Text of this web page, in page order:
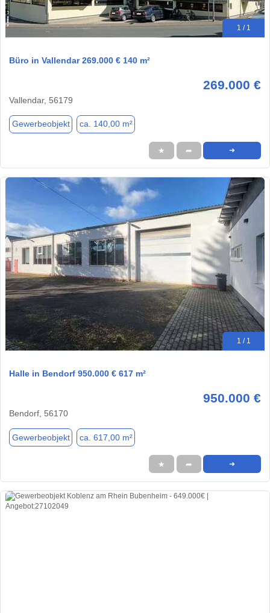
1 / 1
Büro in Vallendar 269.000 € 140 m²
269.000 €
Vallendar, 56179
Gewerbeobjekt ca. 140,00 m²
★ ➦ ➜
1 / 1
Halle in Bendorf 950.000 € 617 m²
950.000 €
Bendorf, 56170
Gewerbeobjekt ca. 617,00 m²
★ ➦ ➜